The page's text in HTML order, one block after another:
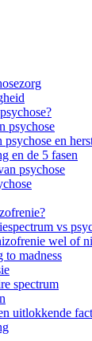
psychose
psychose en
en de 5 fasen
psychose
vs
wel of
to madness
spectrum
uitlokkende